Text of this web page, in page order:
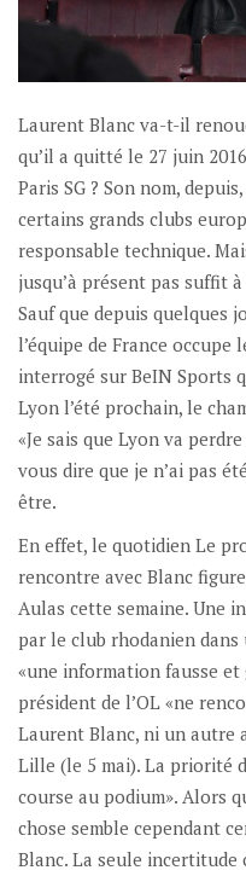
Laurent Blanc va-t-il
qu’il a quitté le 27 juin
Paris SG ? Son nom,
certains grands clubs
responsable technique.
jusqu’à présent pas suffit
Sauf que depuis quelques
l’équipe de France
interrogé sur BeIN Sports
Lyon l’été prochain, le
«Je sais que Lyon va
vous dire que je n’ai pas
être.
En effet, le quotidien Le
rencontre avec Blanc
Aulas cette semaine. Une
par le club rhodanien
«une information fausse
président de l’OL «ne
Laurent Blanc, ni un autre
Lille (le 5 mai). La priorité
course au podium». Alors
chose semble cependant
Blanc. La seule incertitude